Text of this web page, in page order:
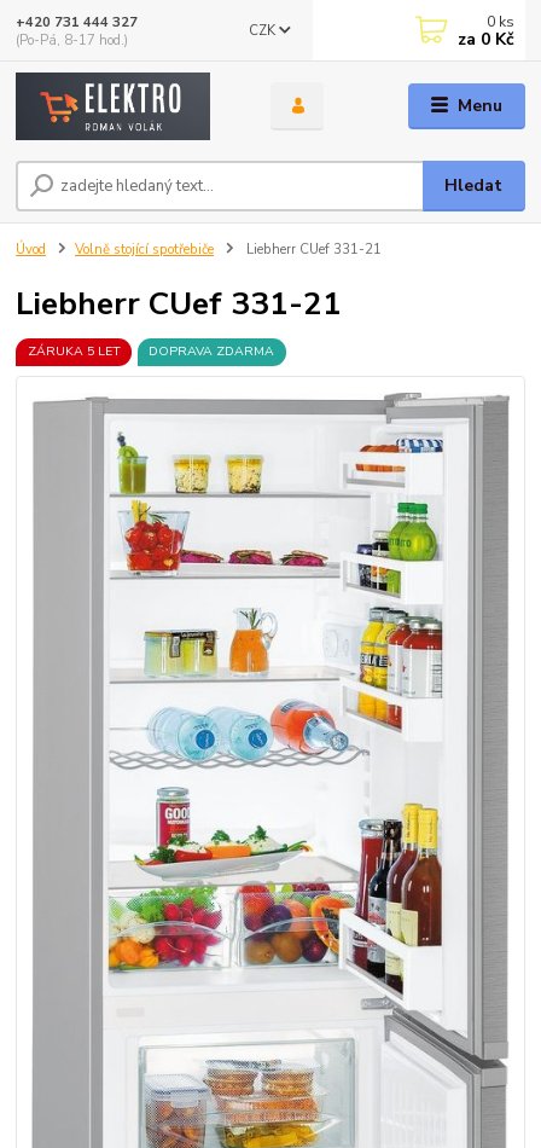
Menu
CZK
Hledat
+420 731 444 327
(Po-Pá, 8-17 hod.)
0 ks
za 0 Kč
Úvod Volně stojící spotřebiče Liebherr CUef 331-21
Liebherr CUef 331-21
ZÁRUKA 5 LET DOPRAVA ZDARMA